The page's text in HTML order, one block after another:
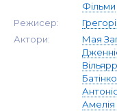
Фільми
Режисер:
Актори:
Мая
Амелія